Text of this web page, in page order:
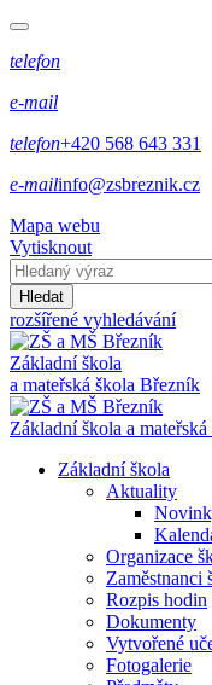
telefon
e-mail
telefon+420 568 643 331
e-mailinfo@zsbreznik.cz
Mapa webu
Vytisknout
Hledat
rozšířené vyhledávání
Základní škola
a mateřská škola Březník
Základní škola a
Základní škola
Aktuality
Organizace
Zaměstnanci
Rozpis hodin
Dokumenty
Vytvořené
Fotogalerie